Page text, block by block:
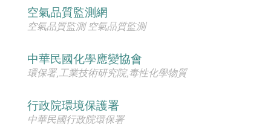
空氣品質監測網
空氣品質監測 空氣品質監測
中華民國化學應變協會
環保署,工業技術研究院,毒性化學物質
行政院環境保護署
中華民國行政院環保署